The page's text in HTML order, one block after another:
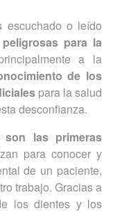
escuchado o leído
para la
a la
de los
para la salud
desconfianza.
son las primeras
para conocer y
de un paciente,
trabajo. Gracias a
los dientes y los